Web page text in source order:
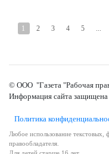
1 2 3 4 5 ...
© ООО "Газета "Рабочая
Информация сайта защищена
Политика
Любое использование текстовых,
правообладателя.